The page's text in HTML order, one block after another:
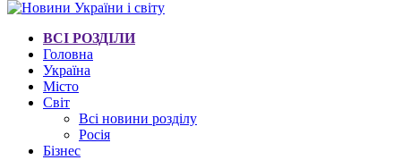
ВСІ РОЗДІЛИ
Головна
Україна
Місто
Світ
Всі новини розділу
Росія
Бізнес